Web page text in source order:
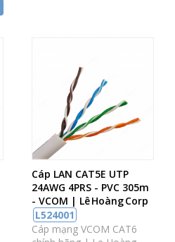
Cáp LAN CAT5E UTP
24AWG 4PRS - PVC 305m
- VCOM | Lê Hoàng Corp
L524001
Cáp mạng VCOM CAT6